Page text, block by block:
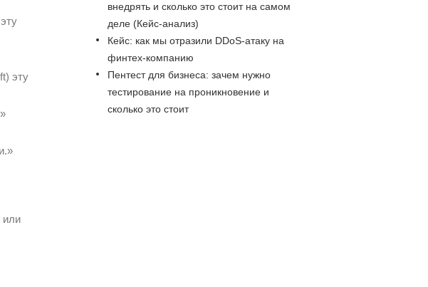
эту
или
внедрять и сколько это стоит на самом
деле (Кейс-анализ)
Кейс: как мы отразили DDoS-атаку на
финтех-компанию
Пентест для бизнеса: зачем нужно
тестирование на проникновение и
сколько это стоит